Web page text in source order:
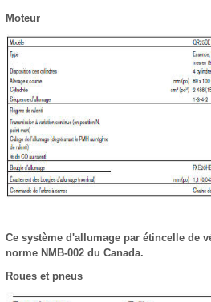
Moteur
Ce système d'allumage par étincelle de
norme NMB-002 du Canada.
Roues et pneus